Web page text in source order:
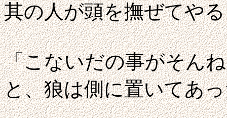
其の人が頭を撫ぜてや
「こないだの事がそん
と、狼は側に置いてあ